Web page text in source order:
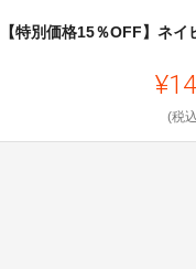
【特別価格15％OFF】ネイ
(税